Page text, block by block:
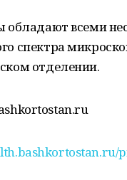
обладают всеми
спектра
отделении.